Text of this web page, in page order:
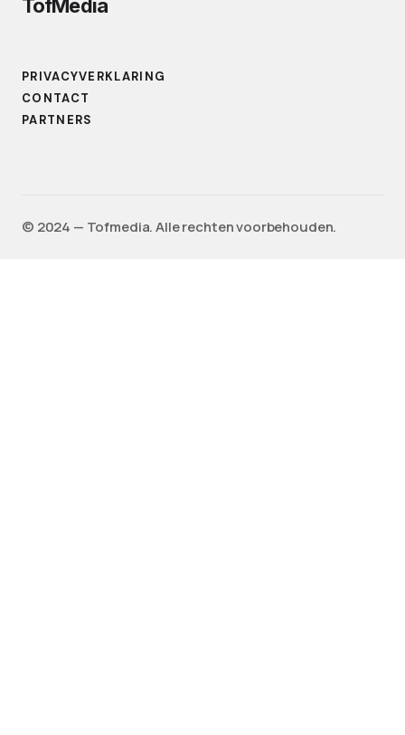
TofMedia
PRIVACYVERKLARING
CONTACT
PARTNERS
©️ 2024 — Tofmedia. Alle rechten voorbehouden.